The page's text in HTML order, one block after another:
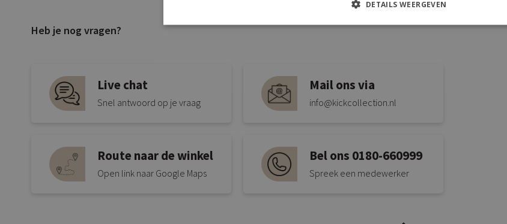
Heb je nog vragen?
Live chat
Snel antwoord op je vraag
Mail ons via
info@kickcollection.nl
Route naar de winkel
Open link naar Google Maps
Bel ons 0180-660999
Spreek een medewerker
DETAILS WEERGEVEN